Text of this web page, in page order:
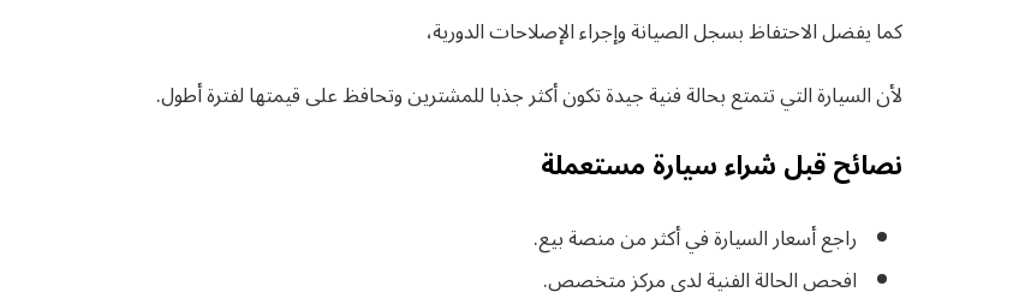
كما يفضل الاحتفاظ بسجل الصيانة وإجراء الإصلاحات الدورية،
لأن السيارة التي تتمتع بحالة فنية جيدة تكون أكثر جذبا للمشترين وتحافظ على قيمتها لفترة أطول.
نصائح قبل شراء سيارة مستعملة
راجع أسعار السيارة في أكثر من منصة بيع.
افحص الحالة الفنية لدى مركز متخصص.